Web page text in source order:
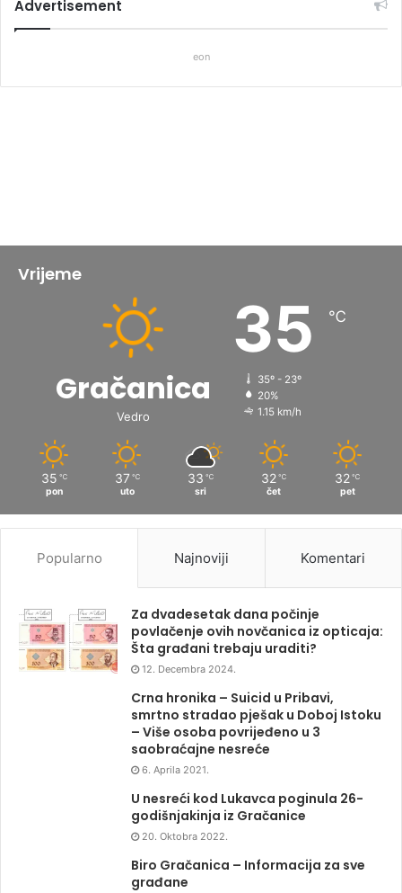
Advertisement
eon
Vrijeme
Gračanica
Vedro
35 ℃
35º - 23º
20%
1.15 km/h
35 ℃
pon
37 ℃
uto
33 ℃
sri
32 ℃
čet
32 ℃
pet
Popularno Najnoviji Komentari
Za dvadesetak dana počinje
povlačenje ovih novčanica iz opticaja:
Šta građani trebaju uraditi?
12. Decembra 2024.
Crna hronika – Suicid u Pribavi,
smrtno stradao pješak u Doboj Istoku
– Više osoba povrijeđeno u 3
saobraćajne nesreće
6. Aprila 2021.
U nesreći kod Lukavca poginula 26-
godišnjakinja iz Gračanice
20. Oktobra 2022.
Biro Gračanica – Informacija za sve
građane